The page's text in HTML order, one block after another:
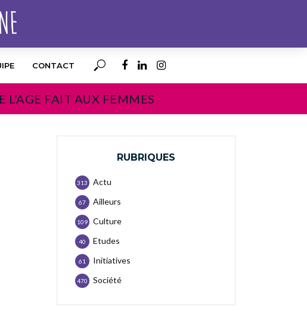
CONTACT
FAIT AUX FEMMES
RUBRIQUES
Actu
313
Ailleurs
67
Culture
109
Etudes
40
Initiatives
61
Société
470